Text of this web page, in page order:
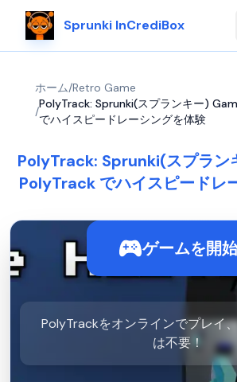
Sprunki InCrediBox
ホーム/Retro Game
/
PolyTrack: Sprunki(スプランキー)
でハイスピードレーシングを体験
PolyTrack: Sprunki(スプラン
PolyTrack でハイスピードレ
ゲームを開始
PolyTrackをオンラインでプレイ
は不要！